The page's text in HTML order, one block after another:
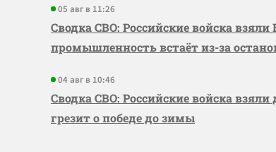
05 авг в 11:26
Сводка СВО: Российские войска
промышленность встаёт из-за
04 авг в 10:46
Сводка СВО: Российские войска
грезит о победе до зимы